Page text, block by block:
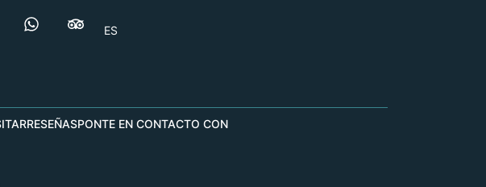
ES
RESEÑASPONTE EN CONTACTO CON